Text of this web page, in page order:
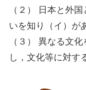
（２） 日本と外
いを知り（イ）が
（３） 異なる文
し，文化等に対す